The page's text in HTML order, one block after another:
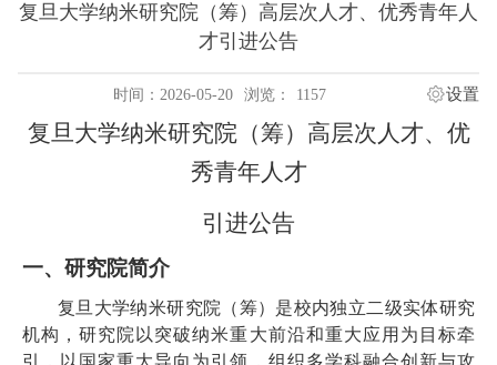
复旦大学纳米研究院（筹）高层次人才、优秀青年人
才引进公告
时间：2026-05-20 浏览： 1157 设置
复旦大学纳米研究院（筹）高层次人才、优
秀青年人才
引进公告
一、 研究院简介
复旦大学纳米研究院（筹）是校内独立二级实体研究
机构，研究院以突破纳米重大前沿和重大应用为目标牵